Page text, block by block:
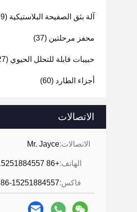
آلة بثق الصفيحة البلاستيكية (39)
محفز مرحلتين (37)
حبيبات قابلة للتحلل الحيوي (27)
أجزاء الطارد (60)
الاتصالات
الاتصالات:Mr. Jayce
الهاتف:+86 15251884557
فاكس:86-15251884557